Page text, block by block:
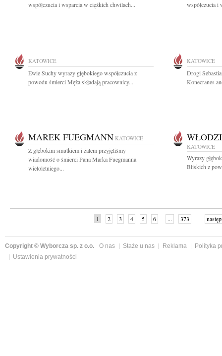
współczucia i wsparcia w ciężkich chwilach...
współczucia i
KATOWICE
Ewie Suchy wyrazy głębokiego współczucia z
powodu śmierci Męża składają pracownicy...
KATOWICE
Drogi
Konecranes
MAREK FUEGMANN KATOWICE
Z głębokim smutkiem i żalem przyjęliśmy
wiadomość o śmierci Pana Marka Fuegmanna
wieloletniego...
KATOWICE
Wyrazy
Bliskich z
1 2 3 4 5 6 ... 373
Copyright © Wyborcza sp. z o.o. O nas Staże u nas Reklama
Polityka
Ustawienia prywatności